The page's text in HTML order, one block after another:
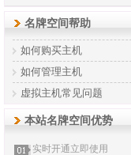
名牌空间帮助
如何购买主机
如何管理主机
虚拟主机常见问题
本站名牌空间优势
实时开通立即使用